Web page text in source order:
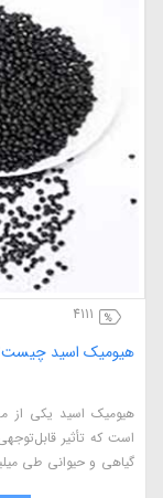
4111
هیومیک اسید چیست؟
هیومیک اسید یکی از
است که تأثیر
گیاهی و حیوانی طی